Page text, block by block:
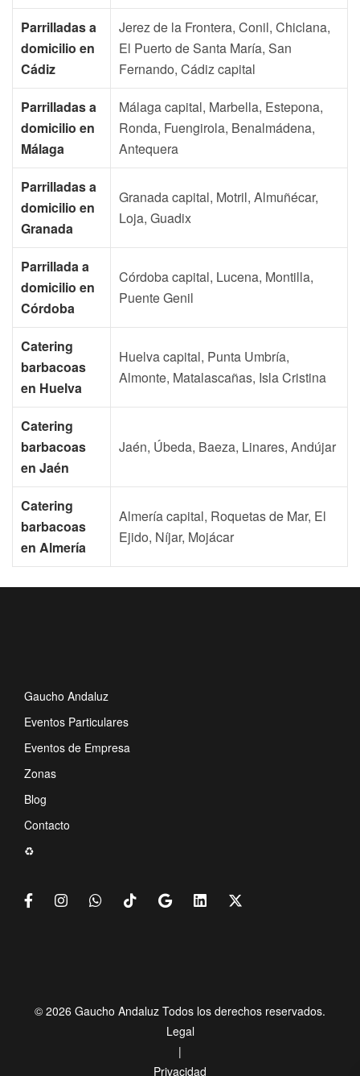
Parrilladas a
domicilio en
Cádiz
Jerez de la Frontera, Conil, Chiclana,
El Puerto de Santa María, San
Fernando, Cádiz capital
Parrilladas a
domicilio en
Málaga
Málaga capital, Marbella, Estepona,
Ronda, Fuengirola, Benalmádena,
Antequera
Parrilladas a
domicilio en
Granada
Granada capital, Motril, Almuñécar,
Loja, Guadix
Parrillada a
domicilio en
Córdoba
Córdoba capital, Lucena, Montilla,
Puente Genil
Catering
barbacoas
en Huelva
Huelva capital, Punta Umbría,
Almonte, Matalascañas, Isla Cristina
Catering
barbacoas
en Jaén
Jaén, Úbeda, Baeza, Linares, Andújar
Catering
barbacoas
en Almería
Almería capital, Roquetas de Mar, El
Ejido, Níjar, Mojácar
Gaucho Andaluz
Eventos Particulares
Eventos de Empresa
Zonas
Blog
Contacto
♻️
© 2026 Gaucho Andaluz Todos los derechos reservados.
Legal
|
Privacidad